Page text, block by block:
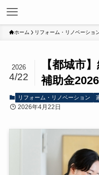
ホーム リフォーム・リノベーショ
【都城市
補助金
2026
4/22
リフォーム・リノベーション
2026年4月22日